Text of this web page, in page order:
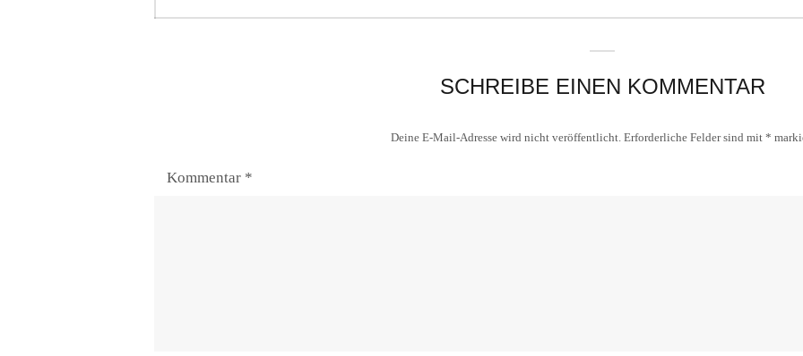
SCHREIBE EINEN KOMMENTAR
Deine E-Mail-Adresse wird nicht veröffentlicht. Erforderliche Felder sind mit *
Kommentar *